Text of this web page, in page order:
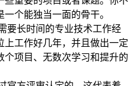
个能独当一面的骨干。
要长时间的专业技术工作经
工作好几年，并且做出一定
个项目、无数次学习和提升的